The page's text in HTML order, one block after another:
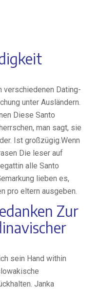
verschiedenen Dating-
unter Ausländern.
Diese Santo
man sagt, sie
Ist großzügig.Wenn
Die leser auf
alle Santo
lieben es,
pro eltern ausgeben.
Zur
sein Hand within
Janka